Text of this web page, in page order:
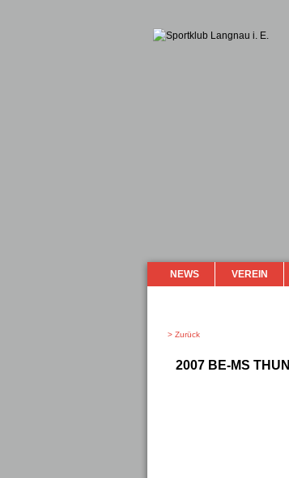
NEWS VEREIN
> Zurück
2007 BE-MS THUN